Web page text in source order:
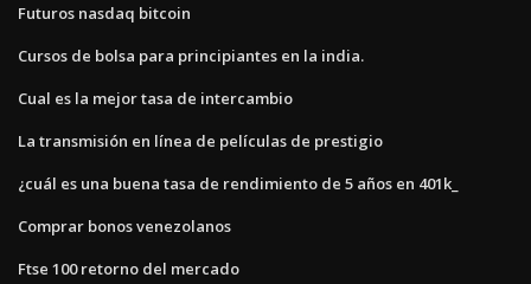
Futuros nasdaq bitcoin
Cursos de bolsa para principiantes en la india.
Cual es la mejor tasa de intercambio
La transmisión en línea de películas de prestigio
¿cuál es una buena tasa de rendimiento de 5 años en 401k_
Comprar bonos venezolanos
Ftse 100 retorno del mercado